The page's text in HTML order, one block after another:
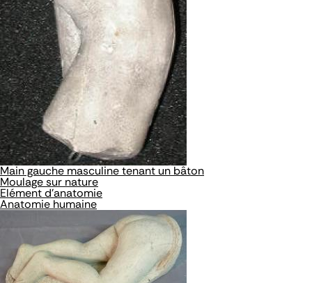
Main gauche masculine tenant un bâton
Moulage sur nature
Elément d'anatomie
Anatomie humaine